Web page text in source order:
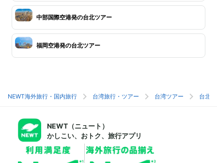
中部国際空港発の台北ツアー
福岡空港発の台北ツアー
NEWT海外旅行・国内旅行 台湾旅行・ツアー 台湾ツアー 台北
NEWT（ニュート）
かしこい、おトク、旅行アプリ